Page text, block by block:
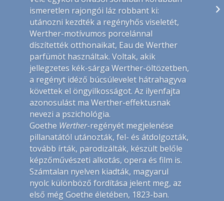
ismeretlen rajongói láz robbant ki:
utánozni kezdték a regényhős viseletét,
Werther-motívumos porcelánnal
díszítették otthonaikat, Eau de Werther
parfümöt használtak. Voltak, akik
jellegzetes kék-sárga Werther-öltözetben,
a regényt idéző búcsúlevelet hátrahagyva
követtek el öngyilkosságot. Az ilyenfajta
azonosulást ma Werther-effektusnak
nevezi a pszichológia.
Goethe Werther-regényét megjelenése
pillanatától utánozták, fel- és átdolgozták,
tovább írták, parodizálták, készült belőle
képzőművészeti alkotás, opera és film is.
Számtalan nyelven kiadták, magyarul
nyolc különböző fordítása jelent meg, az
első még Goethe életében, 1823-ban.